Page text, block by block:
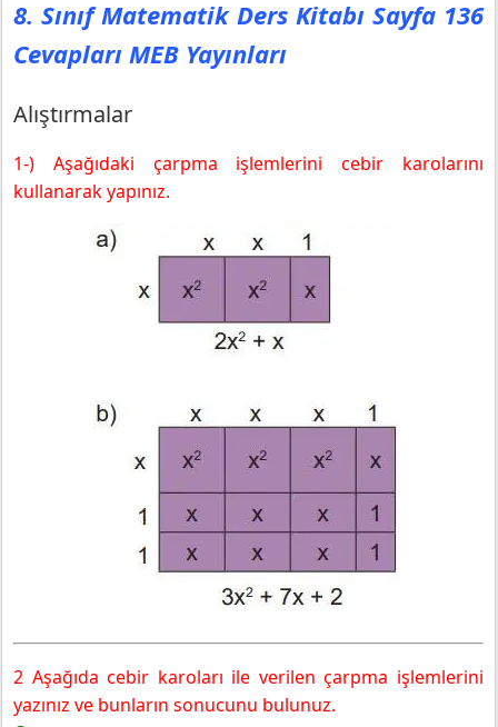
Alıştırmalar
8. Sınıf Matematik Ders Kitabı Sayfa 137 Cevapları MEB
8. Sınıf Matematik Ders Kitabı Sayfa 138 Cevapları MEB
8. Sınıf Matematik Ders Kitabı Sayfa 139 Cevapları MEB
Yayınları
8. Sınıf Matematik Ders Kitabı Sayfa 140 Cevapları MEB
Sıra Sizde 1
8. Sınıf Matematik Ders Kitabı Sayfa 136
Cevapları MEB Yayınları
Alıştırmalar
1-) Aşağıdaki çarpma işlemlerini cebir karolarını
kullanarak yapınız.
2 Aşağıda cebir karoları ile verilen çarpma işlemlerini
yazınız ve bunların sonucunu bulunuz.